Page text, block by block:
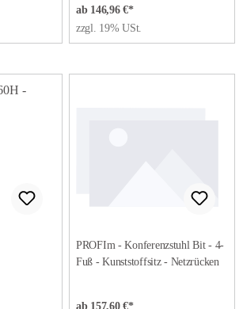
ab 146,96 €*
zzgl. 19% USt.
PROFIm - Konferenzstuhl Bit - 4-
Fuß - Kunststoffsitz - Netzrücken
ab 157,60 €*